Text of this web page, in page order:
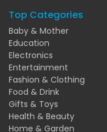
Top Categories
Baby & Mother
Education
Electronics
Entertainment
Fashion & Clothing
Food & Drink
Gifts & Toys
Health & Beauty
Home & Garden